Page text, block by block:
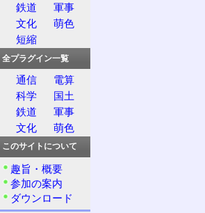
鉄道
軍事
文化
萌色
短縮
全プラグイン一覧
通信
電算
科学
国土
鉄道
軍事
文化
萌色
このサイトについて
趣旨・概要
参加の案内
ダウンロード